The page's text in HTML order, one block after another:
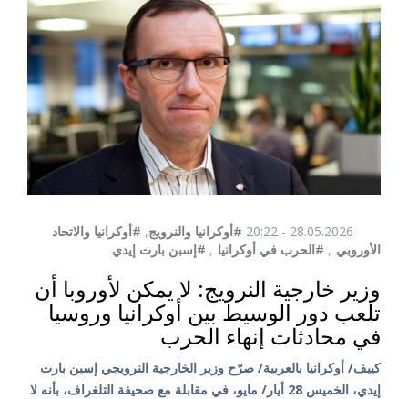
28.05.2026 - 20:22 #أوكرانيا والنرويج, #أوكرانيا والاتحاد
الأوروبي , #الحرب في أوكرانيا , #إسبن بارت إيدي
وزير خارجية النرويج: لا يمكن لأوروبا أن
تلعب دور الوسيط بين أوكرانيا وروسيا
في محادثات إنهاء الحرب
كييف/ أوكرانيا بالعربية/ صرّح وزير الخارجية النرويجي إسبن بارت
إيدي، الخميس 28 أيار/ مايو، في مقابلة مع صحيفة التلغراف، بأنه لا